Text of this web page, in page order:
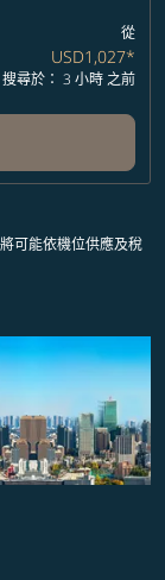
從
USD1,027*
搜尋於： 3 小時 之前
可能依機位供應及稅